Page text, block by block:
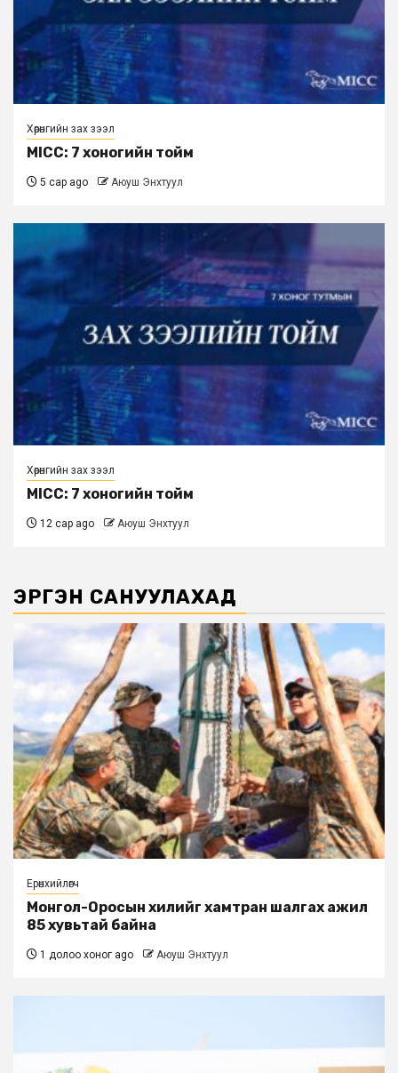
Хөрөнгийн зах зээл
MICC: 7 хоногийн тойм
5 сар ago Аюуш Энхтуул
Хөрөнгийн зах зээл
MICC: 7 хоногийн тойм
12 сар ago Аюуш Энхтуул
ЭРГЭН САНУУЛАХАД
Ерөнхийлөгч
Монгол-Оросын хилийг хамтран шалгах ажил
85 хувьтай байна
1 долоо хоног ago Аюуш Энхтуул